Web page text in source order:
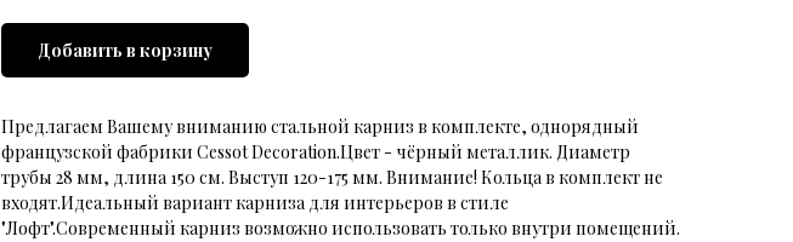
Добавить в корзину
Предлагаем Вашему вниманию стальной карниз в комплекте, однорядный
французской фабрики Cessot Decoration.Цвет - чёрный металлик. Диаметр
трубы 28 мм, длина 150 см. Выступ 120-175 мм. Внимание! Кольца в комплект не
входят.Идеальный вариант карниза для интерьеров в стиле
"Лофт".Современный карниз возможно использовать только внутри помещений.